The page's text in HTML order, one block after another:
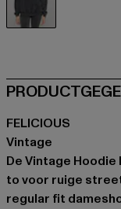
FELICIOUS
Vintage
De Vintage
to voor ruige
regular fit